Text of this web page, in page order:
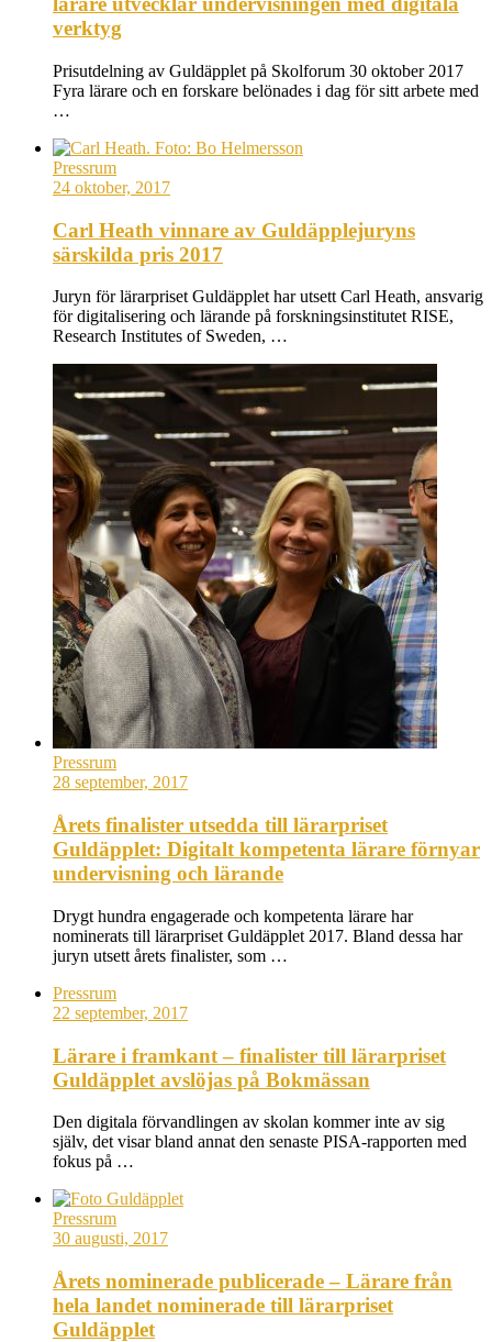
verktyg
Prisutdelning av Guldäpplet på Skolforum 30 oktober 2017
Fyra lärare och en forskare belönades i dag för sitt arbete med
…
Pressrum
24 oktober, 2017
Carl Heath vinnare av Guldäpplejuryns
särskilda pris 2017
Juryn för lärarpriset Guldäpplet har utsett Carl Heath, ansvarig
för digitalisering och lärande på forskningsinstitutet RISE,
Research Institutes of Sweden, …
Pressrum
28 september, 2017
Årets finalister utsedda till lärarpriset
Guldäpplet: Digitalt kompetenta lärare förnyar
undervisning och lärande
Drygt hundra engagerade och kompetenta lärare har
nominerats till lärarpriset Guldäpplet 2017. Bland dessa har
juryn utsett årets finalister, som …
Pressrum
22 september, 2017
Lärare i framkant – finalister till lärarpriset
Guldäpplet avslöjas på Bokmässan
Den digitala förvandlingen av skolan kommer inte av sig
själv, det visar bland annat den senaste PISA-rapporten med
fokus på …
Pressrum
30 augusti, 2017
Årets nominerade publicerade – Lärare från
hela landet nominerade till lärarpriset
Guldäpplet